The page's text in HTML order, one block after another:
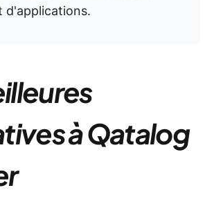
d'applications.
à Qatalog